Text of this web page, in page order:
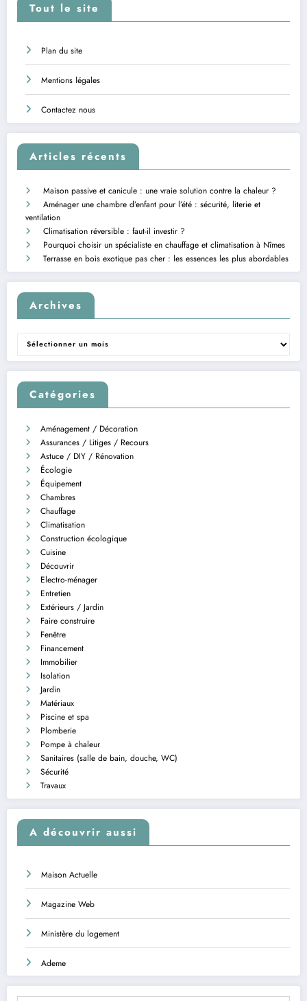
Tout le site
Plan du site
Mentions légales
Contactez nous
Articles récents
Maison passive et canicule : une vraie solution contre la chaleur ?
Aménager une chambre d’enfant pour l’été : sécurité, literie et
ventilation
Climatisation réversible : faut-il investir ?
Pourquoi choisir un spécialiste en chauffage et climatisation à Nîmes
Terrasse en bois exotique pas cher : les essences les plus abordables
Archives
Archives
Catégories
Aménagement / Décoration
Assurances / Litiges / Recours
Astuce / DIY / Rénovation
Écologie
Équipement
Chambres
Chauffage
Climatisation
Construction écologique
Cuisine
Découvrir
Electro-ménager
Entretien
Extérieurs / Jardin
Faire construire
Fenêtre
Financement
Immobilier
Isolation
Jardin
Matériaux
Piscine et spa
Plomberie
Pompe à chaleur
Sanitaires (salle de bain, douche, WC)
Sécurité
Travaux
A découvrir aussi
Maison Actuelle
Magazine Web
Ministère du logement
Ademe